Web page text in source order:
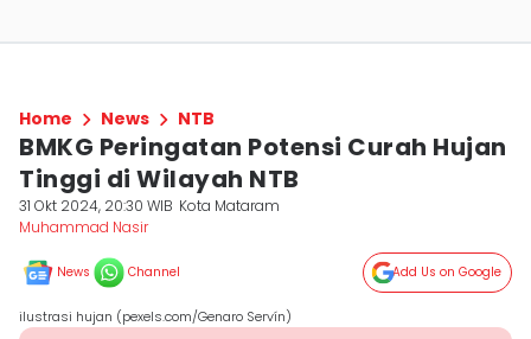
Home News NTB
BMKG Peringatan Potensi Curah Hujan
Tinggi di Wilayah NTB
31 Okt 2024, 20:30 WIB Kota Mataram
Muhammad Nasir
News Channel Add Us on Google
ilustrasi hujan (pexels.com/Genaro Servín)